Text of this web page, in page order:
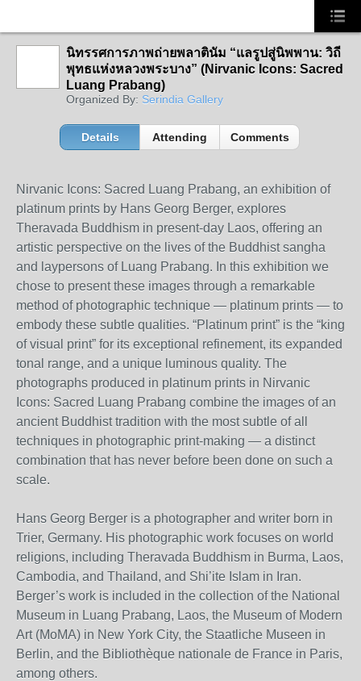
นิทรรศการภาพถ่ายพลาตินัม “แลรูปสู่นิพพาน: วิถี
พุทธแห่งหลวงพระบาง” (Nirvanic Icons: Sacred
Luang Prabang)
Organized By: Serindia Gallery
Details Attending Comments
Nirvanic Icons: Sacred Luang Prabang, an exhibition of
platinum prints by Hans Georg Berger, explores
Theravada Buddhism in present-day Laos, offering an
artistic perspective on the lives of the Buddhist sangha
and laypersons of Luang Prabang. In this exhibition we
chose to present these images through a remarkable
method of photographic technique — platinum prints — to
embody these subtle qualities. “Platinum print” is the “king
of visual print” for its exceptional refinement, its expanded
tonal range, and a unique luminous quality. The
photographs produced in platinum prints in Nirvanic
Icons: Sacred Luang Prabang combine the images of an
ancient Buddhist tradition with the most subtle of all
techniques in photographic print-making — a distinct
combination that has never before been done on such a
scale.
Hans Georg Berger is a photographer and writer born in
Trier, Germany. His photographic work focuses on world
religions, including Theravada Buddhism in Burma, Laos,
Cambodia, and Thailand, and Shi’ite Islam in Iran.
Berger’s work is included in the collection of the National
Museum in Luang Prabang, Laos, the Museum of Modern
Art (MoMA) in New York City, the Staatliche Museen in
Berlin, and the Bibliothèque nationale de France in Paris,
among others.